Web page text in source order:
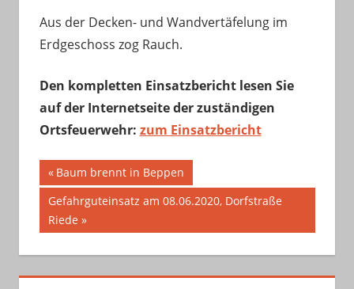
Aus der Decken- und Wandvertäfelung im
Erdgeschoss zog Rauch.
Den kompletten Einsatzbericht lesen Sie
auf der Internetseite der zuständigen
Ortsfeuerwehr: zum Einsatzbericht
Beitragsnavigation
Vorheriger
Beitrag:
Baum brennt in Beppen
Nächster
Beitrag:
Gefahrguteinsatz am 08.06.2020, Dorfstraße
Riede